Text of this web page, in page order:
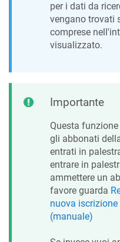
per i dati da
vengano trovati
comprese
visualizzato.
Importante
Questa
gli abbonati
entrati in
entrare in
ammettere un
favore guarda
nuova
(manuale)